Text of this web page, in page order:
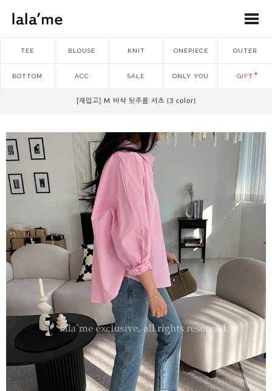
TEE BLOUSE KNIT ONEPIECE OUTER
BOTTOM ACC SALE ONLY YOU GIFT
[재입고] M 바삭 뒷주름 셔츠 (3 color)